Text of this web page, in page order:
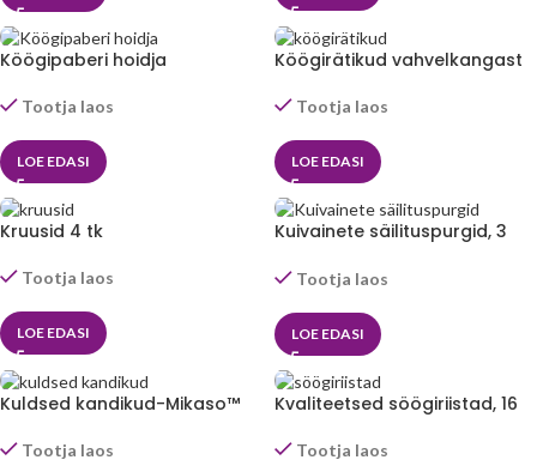
Köögipaberi hoidja
Tootja laos
LOE EDASI
Köögirätikud vahvelkangast
Tootja laos
LOE EDASI
Kruusid 4 tk
Tootja laos
LOE EDASI
Kuivainete säilituspurgid, 3
Tootja laos
LOE EDASI
Kuldsed kandikud-Mikaso™
Tootja laos
Kvaliteetsed söögiriistad, 16
Tootja laos